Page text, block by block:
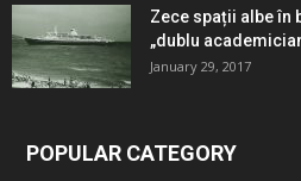
Zece spații albe în
„dublu
January 29, 2017
POPULAR CATEGORY